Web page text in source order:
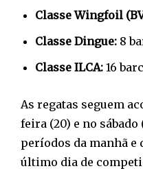
Classe Wingfoil
Classe Dingue: 8
Classe ILCA: 16
As regatas seguem
feira (20) e no sábado
períodos da manhã e
último dia de